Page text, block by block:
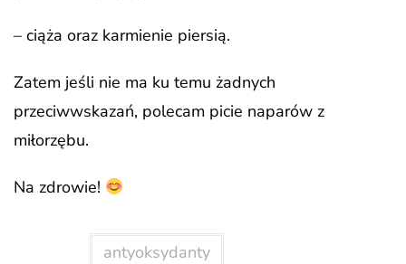
– ciąża oraz karmienie piersią.
Zatem jeśli nie ma ku temu żadnych
przeciwwskazań, polecam picie naparów z
miłorzębu.
Na zdrowie!
antyoksydanty